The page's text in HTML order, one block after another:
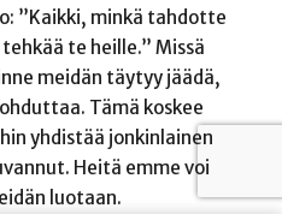
”Kaikki, minkä tahdotte
te heille.” Missä
meidän täytyy jäädä,
Tämä koskee
yhdistää jonkinlainen
Heitä emme voi
luotaan.